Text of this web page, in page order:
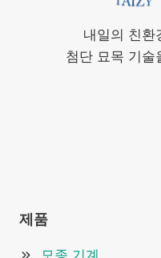
내일의 친환
첨단 묘목 기술
제품